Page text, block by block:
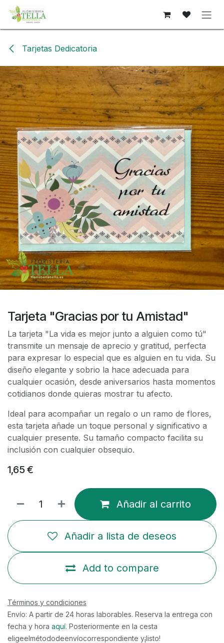
Ir al contenido
Tarjetas Dedicatoria
Tarjeta "Gracias por tu Amistad"
La tarjeta "La vida es mejor junto a alguien como tú"
transmite un mensaje de aprecio y gratitud, perfecta
para expresar lo especial que es alguien en tu vida. Su
diseño elegante y sobrio la hace adecuada para
cualquier ocasión, desde aniversarios hasta momentos
cotidianos donde quieras mostrar tu afecto.
Ideal para acompañar un regalo o un ramo de flores,
esta tarjeta añade un toque personal y significativo a
cualquier presente. Su tamaño compacto facilita su
inclusión con cualquier obsequio.
1,65 €
Añadir al carrito
Add to compare
Añadir a lista de deseos
Términos y condiciones
Envío: A partir de 24 horas laborables. Reserva la entrega con
fecha y hora aquí. Posteriormente en la cesta
eligeelmétododeenvíocorrespondiente y¡listo!